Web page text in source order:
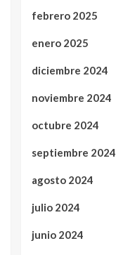
febrero 2025
enero 2025
diciembre 2024
noviembre 2024
octubre 2024
septiembre 2024
agosto 2024
julio 2024
junio 2024